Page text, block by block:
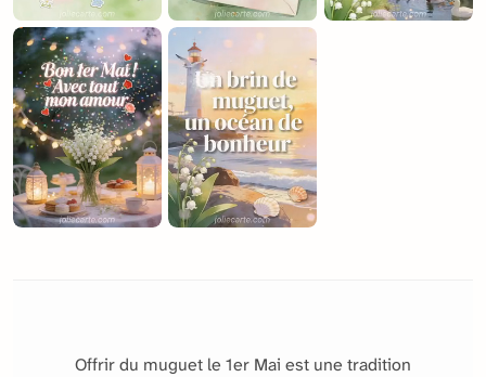
Offrir du muguet le 1er Mai est une tradition